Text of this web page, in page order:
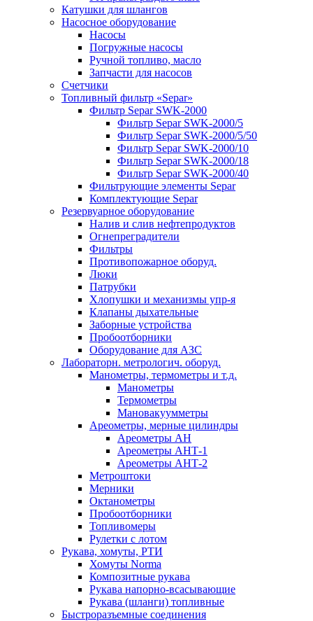
Катушки для шлангов
Насосное оборудование
Насосы
Погружные насосы
Ручной топливо, масло
Запчасти для насосов
Счетчики
Топливный фильтр «Separ»
Фильтр Separ SWK-2000
Фильтр Separ SWK-2000/5
Фильтр Separ SWK-2000/5/50
Фильтр Separ SWK-2000/10
Фильтр Separ SWK-2000/18
Фильтр Separ SWK-2000/40
Фильтрующие элементы Separ
Комплектующие Separ
Резервуарное оборудование
Налив и слив нефтепродуктов
Огнепреградители
Фильтры
Противопожарное оборуд.
Люки
Патрубки
Хлопушки и механизмы упр-я
Клапаны дыхательные
Заборные устройства
Пробоотборники
Оборудование для АЗС
Лабораторн. метрологич. оборуд.
Манометры, термометры и т.д.
Манометры
Термометры
Мановакуумметры
Ареометры, мерные цилиндры
Ареометры АН
Ареометры АНТ-1
Ареометры АНТ-2
Метроштоки
Мерники
Октанометры
Пробоотборники
Топливомеры
Рулетки с лотом
Рукава, хомуты, РТИ
Хомуты Norma
Композитные рукава
Рукава напорно-всасывающие
Рукава (шланги) топливные
Быстроразъемные соединения